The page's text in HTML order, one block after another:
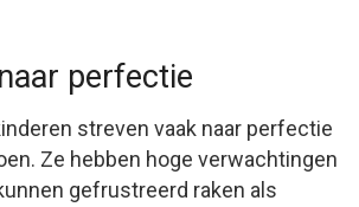
perfectie
streven vaak naar perfectie
Ze hebben hoge verwachtingen
gefrustreerd raken als